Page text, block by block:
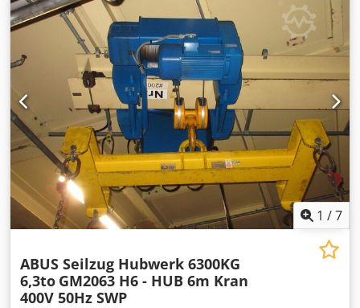
1 /7
ABUS Seilzug Hubwerk 6300KG
6,3to GM2063 H6 - HUB 6m Kran
400V 50Hz SWP